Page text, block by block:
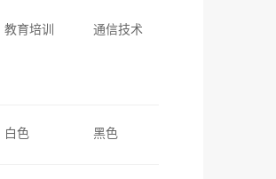
教育培训 通信技术
白色 黑色